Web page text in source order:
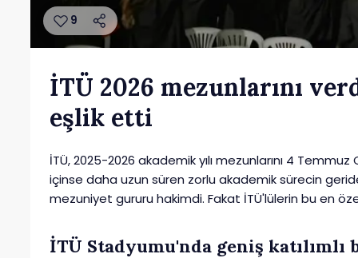
9
İTÜ 2026 mezunlarını
eşlik etti
İTÜ, 2025-2026 akademik yılı mezunlarını 4
içinse daha uzun süren zorlu akademik sürecin
mezuniyet gururu hakimdi. Fakat İTÜ'lülerin bu en
İTÜ Stadyumu'nda geniş katılımlı